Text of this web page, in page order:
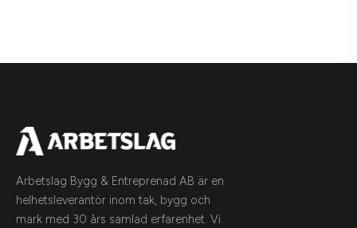
Arbetslag Bygg & Entreprenad AB är en
helhetsleverantör inom tak, bygg och
mark med 30 års samlad erfarenhet. Vi